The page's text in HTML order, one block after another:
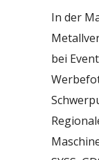
In der
bei